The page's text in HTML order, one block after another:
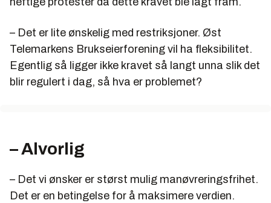
– Det er lite ønskelig med restriksjoner. Øst
Telemarkens Brukseierforening vil ha fleksibilitet.
Egentlig så ligger ikke kravet så langt unna slik det
blir regulert i dag, så hva er problemet?
– Alvorlig
– Det vi ønsker er størst mulig manøvreringsfrihet.
Det er en betingelse for å maksimere verdien.